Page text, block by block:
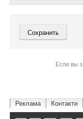
Если вы
Реклама Контакти